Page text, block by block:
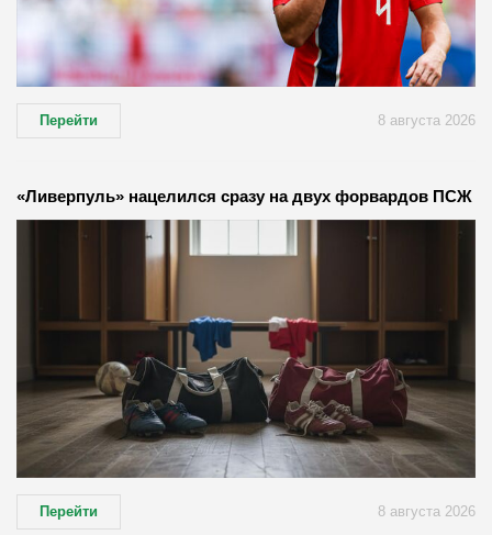
Перейти 8 августа 2026
«Ливерпуль» нацелился сразу на двух форвардов ПСЖ
Перейти 8 августа 2026